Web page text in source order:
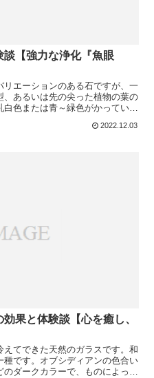
談【強力な浄化『魚眼
エーションのある石ですが、一
あるいは先の尖った植物の葉の
色または青～緑色がかっていま
2022.12.03
果と体験談【心を癒し、
てできた天然のガラスです。和
です。オブシディアンの色合い
ダークカラーで、ものによって